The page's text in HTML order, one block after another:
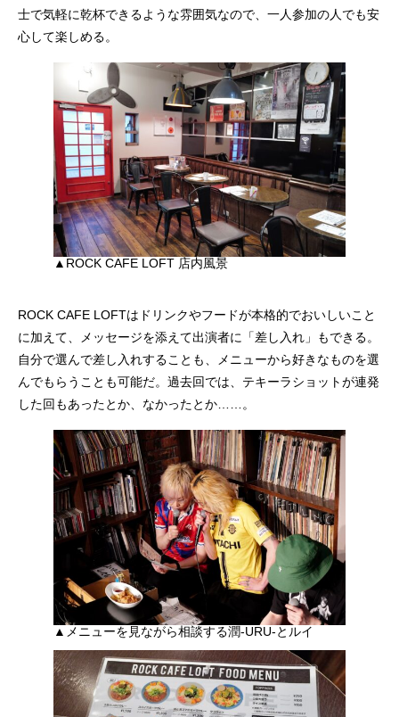
士で気軽に乾杯できるような雰囲気なので、一人参加の人でも安
心して楽しめる。
▲ROCK CAFE LOFT 店内風景
ROCK CAFE LOFTはドリンクやフードが本格的でおいしいこと
に加えて、メッセージを添えて出演者に「差し入れ」もできる。
自分で選んで差し入れすることも、メニューから好きなものを選
んでもらうことも可能だ。過去回では、テキーラショットが連発
した回もあったとか、なかったとか……。
▲メニューを見ながら相談する潤-URU-とルイ